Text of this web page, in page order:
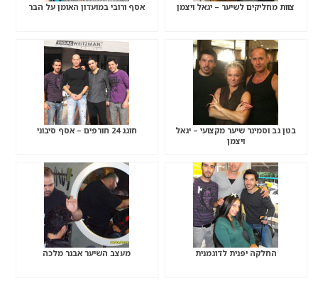
צוות מחליקים לשיער – יגאל ויצמן אסף ורובי במועדון האומן על הבר
בטן גב וסמינר שיער מקצועי – יגאל
ויצמן
חוגג 24 חורפים – אסף סיבוני
החלקה יפנית לדוגמנית מעצב השיער אבנר מלכה